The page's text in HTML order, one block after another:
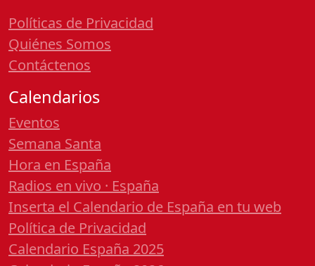
Políticas de Privacidad
Quiénes Somos
Contáctenos
Calendarios
Eventos
Semana Santa
Hora en España
Radios en vivo · España
Inserta el Calendario de España en tu web
Política de Privacidad
Calendario España 2025